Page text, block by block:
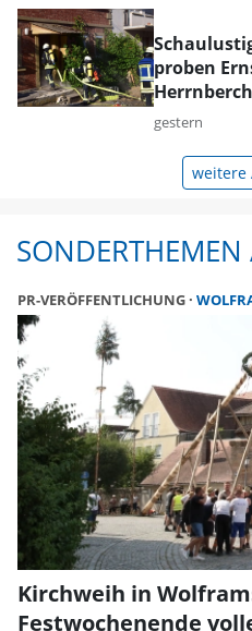
proben
gestern
weitere
SONDERTHEMEN
PR-VERÖFFENTLICHUNG
Kirchweih in
Festwochenende